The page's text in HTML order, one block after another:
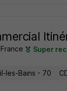
Super
les-Bains - 70